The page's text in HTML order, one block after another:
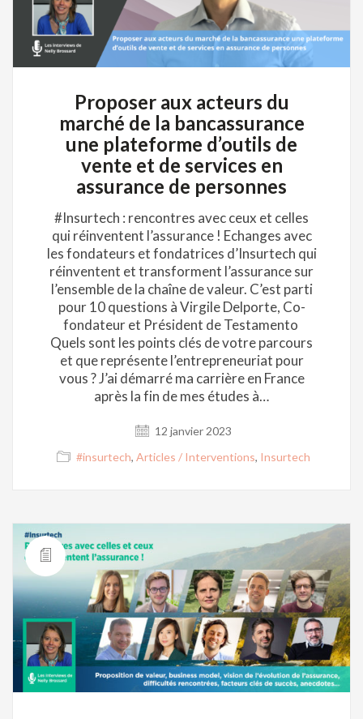
Proposer aux acteurs du
marché de la bancassurance
une plateforme d’outils de
vente et de services en
assurance de personnes
#Insurtech : rencontres avec ceux et celles
qui réinventent l’assurance ! Echanges avec
les fondateurs et fondatrices d’Insurtech qui
réinventent et transforment l’assurance sur
l’ensemble de la chaîne de valeur. C’est parti
pour 10 questions à Virgile Delporte, Co-
fondateur et Président de Testamento
Quels sont les points clés de votre parcours
et que représente l’entrepreneuriat pour
vous ? J’ai démarré ma carrière en France
après la fin de mes études à…
12 janvier 2023
#insurtech, Articles / Interventions, Insurtech